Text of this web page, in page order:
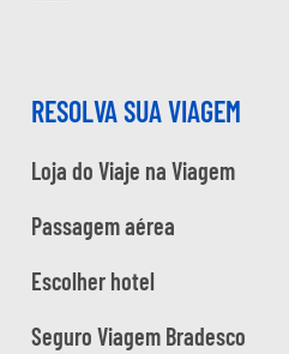
RESOLVA SUA VIAGEM
Loja do Viaje na Viagem
Passagem aérea
Escolher hotel
Seguro Viagem Bradesco